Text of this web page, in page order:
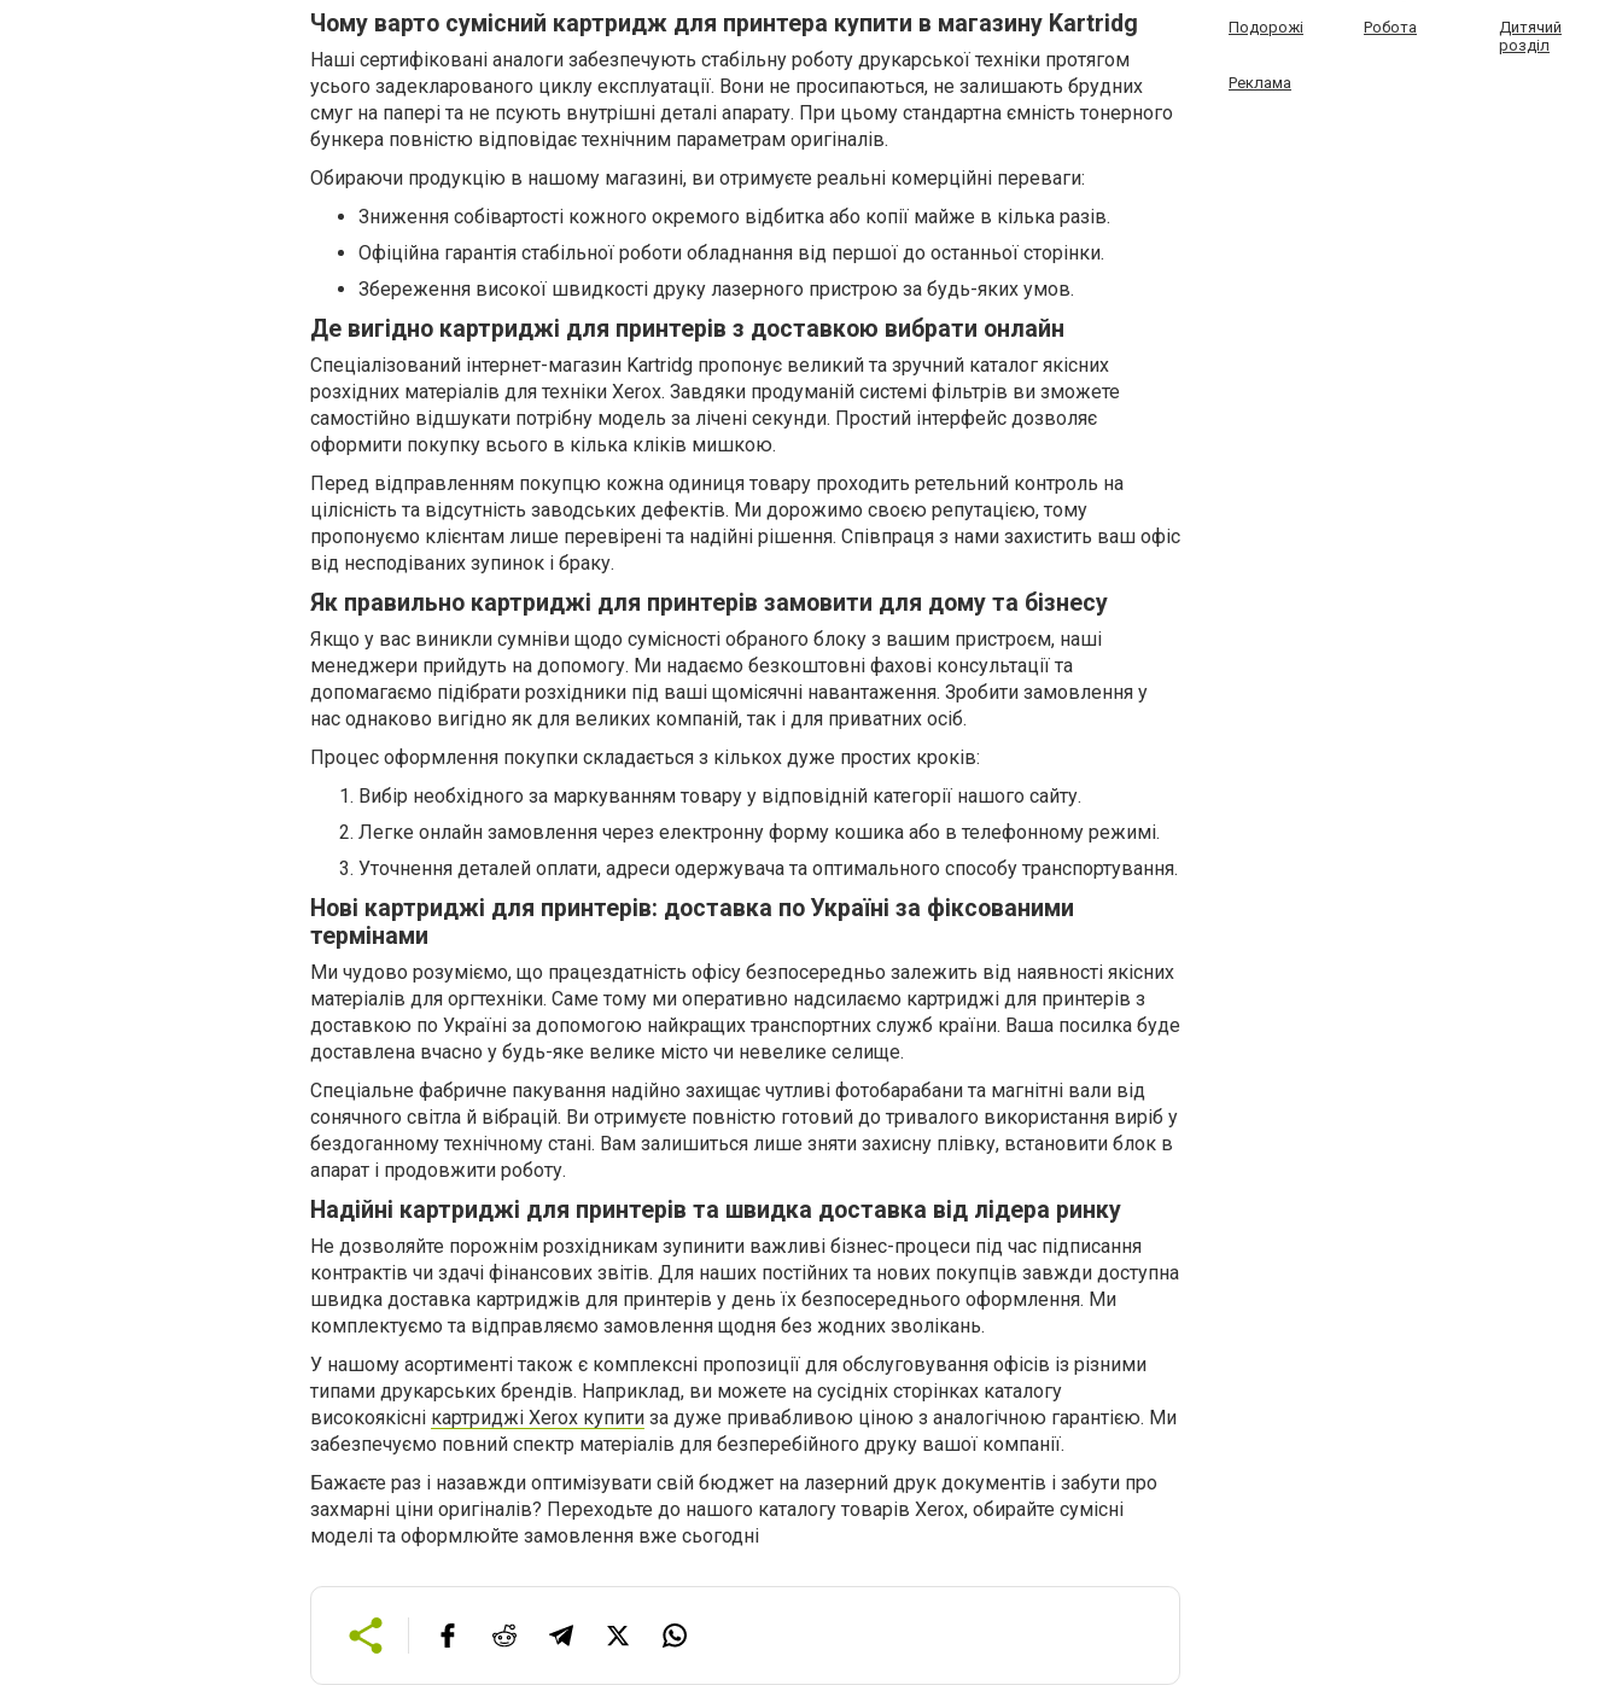
Чому варто сумісний картридж для принтера купити в магазину Kartridg
Наші сертифіковані аналоги забезпечують стабільну роботу друкарської техніки протягом
усього задекларованого циклу експлуатації. Вони не просипаються, не залишають брудних
смуг на папері та не псують внутрішні деталі апарату. При цьому стандартна ємність тонерного
бункера повністю відповідає технічним параметрам оригіналів.
Обираючи продукцію в нашому магазині, ви отримуєте реальні комерційні переваги:
Зниження собівартості кожного окремого відбитка або копії майже в кілька разів.
Офіційна гарантія стабільної роботи обладнання від першої до останньої сторінки.
Збереження високої швидкості друку лазерного пристрою за будь-яких умов.
Де вигідно картриджі для принтерів з доставкою вибрати онлайн
Спеціалізований інтернет-магазин Kartridg пропонує великий та зручний каталог якісних
розхідних матеріалів для техніки Xerox. Завдяки продуманій системі фільтрів ви зможете
самостійно відшукати потрібну модель за лічені секунди. Простий інтерфейс дозволяє
оформити покупку всього в кілька кліків мишкою.
Перед відправленням покупцю кожна одиниця товару проходить ретельний контроль на
цілісність та відсутність заводських дефектів. Ми дорожимо своєю репутацією, тому
пропонуємо клієнтам лише перевірені та надійні рішення. Співпраця з нами захистить ваш офіс
від несподіваних зупинок і браку.
Як правильно картриджі для принтерів замовити для дому та бізнесу
Якщо у вас виникли сумніви щодо сумісності обраного блоку з вашим пристроєм, наші
менеджери прийдуть на допомогу. Ми надаємо безкоштовні фахові консультації та
допомагаємо підібрати розхідники під ваші щомісячні навантаження. Зробити замовлення у
нас однаково вигідно як для великих компаній, так і для приватних осіб.
Процес оформлення покупки складається з кількох дуже простих кроків:
Вибір необхідного за маркуванням товару у відповідній категорії нашого сайту.
Легке онлайн замовлення через електронну форму кошика або в телефонному режимі.
Уточнення деталей оплати, адреси одержувача та оптимального способу транспортування.
Нові картриджі для принтерів: доставка по Україні за фіксованими
термінами
Ми чудово розуміємо, що працездатність офісу безпосередньо залежить від наявності якісних
матеріалів для оргтехніки. Саме тому ми оперативно надсилаємо картриджі для принтерів з
доставкою по Україні за допомогою найкращих транспортних служб країни. Ваша посилка буде
доставлена вчасно у будь-яке велике місто чи невелике селище.
Спеціальне фабричне пакування надійно захищає чутливі фотобарабани та магнітні вали від
сонячного світла й вібрацій. Ви отримуєте повністю готовий до тривалого використання виріб у
бездоганному технічному стані. Вам залишиться лише зняти захисну плівку, встановити блок в
апарат і продовжити роботу.
Надійні картриджі для принтерів та швидка доставка від лідера ринку
Не дозволяйте порожнім розхідникам зупинити важливі бізнес-процеси під час підписання
контрактів чи здачі фінансових звітів. Для наших постійних та нових покупців завжди доступна
швидка доставка картриджів для принтерів у день їх безпосереднього оформлення. Ми
комплектуємо та відправляємо замовлення щодня без жодних зволікань.
У нашому асортименті також є комплексні пропозиції для обслуговування офісів із різними
типами друкарських брендів. Наприклад, ви можете на сусідніх сторінках каталогу
високоякісні картриджі Xerox купити за дуже привабливою ціною з аналогічною гарантією. Ми
забезпечуємо повний спектр матеріалів для безперебійного друку вашої компанії.
Бажаєте раз і назавжди оптимізувати свій бюджет на лазерний друк документів і забути про
захмарні ціни оригіналів? Переходьте до нашого каталогу товарів Xerox, обирайте сумісні
моделі та оформлюйте замовлення вже сьогодні
Подорожі Робота
Дитячий
розділ
Реклама